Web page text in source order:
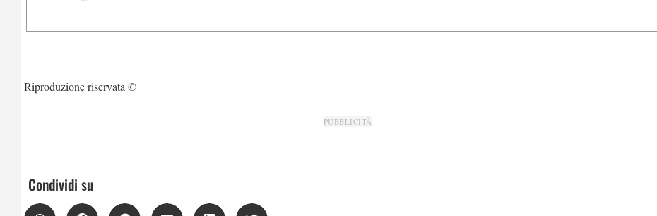
Riproduzione riservata ©
PUBBLICITÀ
Condividi su